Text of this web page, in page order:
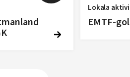
Lokala
EMTF-